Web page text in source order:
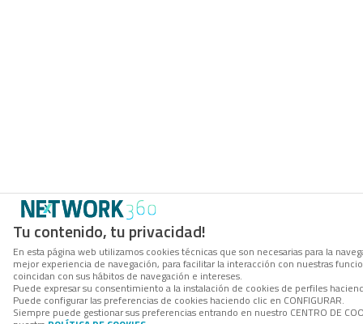
Tu contenido, tu privacidad!
En esta página web utilizamos cookies técnicas que son necesarias para la
mejor experiencia de navegación, para facilitar la interacción con nuestras
coincidan con sus hábitos de navegación e intereses.
Puede expresar su consentimiento a la instalación de cookies de perfiles
Puede configurar las preferencias de cookies haciendo clic en CONFIGURAR.
Siempre puede gestionar sus preferencias entrando en nuestro CENTRO DE